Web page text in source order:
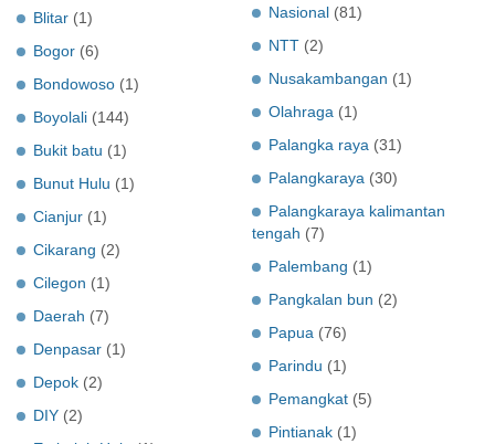
Blitar (1)
Bogor (6)
Bondowoso (1)
Boyolali (144)
Bukit batu (1)
Bunut Hulu (1)
Cianjur (1)
Cikarang (2)
Cilegon (1)
Daerah (7)
Denpasar (1)
Depok (2)
DIY (2)
Nasional (81)
NTT (2)
Nusakambangan (1)
Olahraga (1)
Palangka raya (31)
Palangkaraya (30)
Palangkaraya kalimantan
tengah (7)
Palembang (1)
Pangkalan bun (2)
Papua (76)
Parindu (1)
Pemangkat (5)
Pintianak (1)